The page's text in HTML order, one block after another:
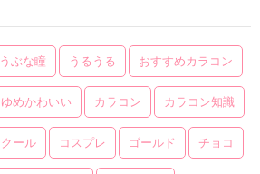
うぶな瞳 うるうる おすすめカラコン
ゆめかわいい カラコン カラコン知識
クール コスプレ ゴールド チョコ